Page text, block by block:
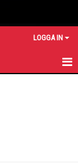
LOGGA IN